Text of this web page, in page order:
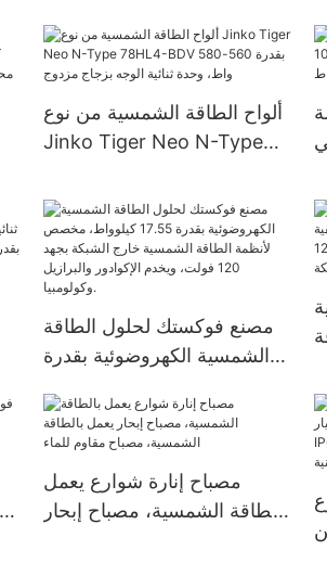
كيلوواط، 5 كيلوواط، 8
كيلوواط، و10 كيلوواط مع
محولات الطاقة المتصلة
بالشبكة من جروات
ألواح الطاقة الشمسية من نوع
Jinko Tiger Neo N-Type
واط، وحدة ثنائية الوجه بزجاج
مزدوج
مصنع فوكستك لحلول الطاقة
الشمسية الكهروضوئية بقدرة
لأنظمة الطاقة الشمسية خارج
الشبكة بجهد 120 فولت، ويخدم
فولت
مصباح إنارة شوارع يعمل
بالطاقة الشمسية، مصباح إبحار